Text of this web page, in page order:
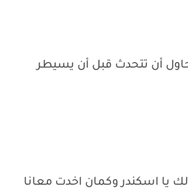
أن تتحدث قبل أن يسيطر
يا اسكندر وكمان اخدت معانا